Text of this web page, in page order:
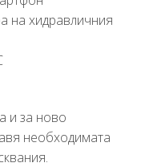
на хидравличния
и за ново
необходимата